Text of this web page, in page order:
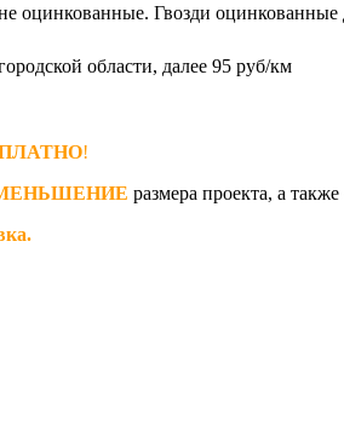
оцинкованные. Гвозди
области, далее 95 руб/км
!
размера проекта, а